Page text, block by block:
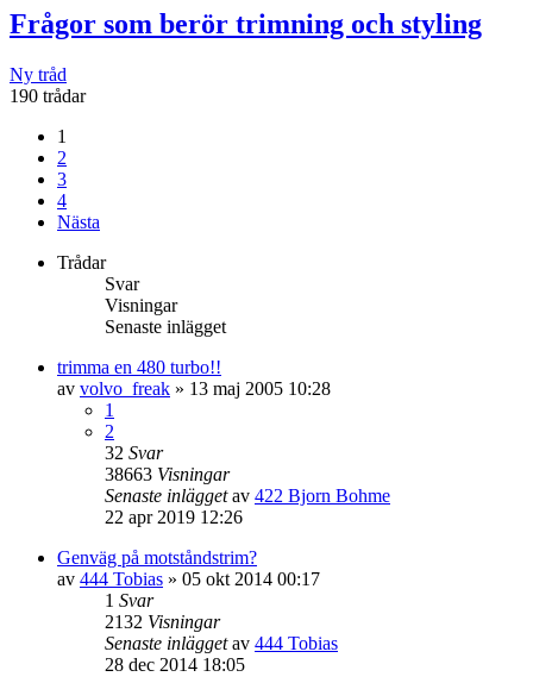
Frågor som berör trimning och styling
Ny tråd
190 trådar
1
2
3
4
Nästa
Trådar
Svar
Visningar
Senaste inlägget
trimma en 480 turbo!!
av volvo_freak » 13 maj 2005 10:28
1
2
32 Svar
38663 Visningar
Senaste inläggetav 422 Bjorn Bohme
22 apr 2019 12:26
Genväg på motståndstrim?
av 444 Tobias » 05 okt 2014 00:17
1 Svar
2132 Visningar
Senaste inläggetav 444 Tobias
28 dec 2014 18:05